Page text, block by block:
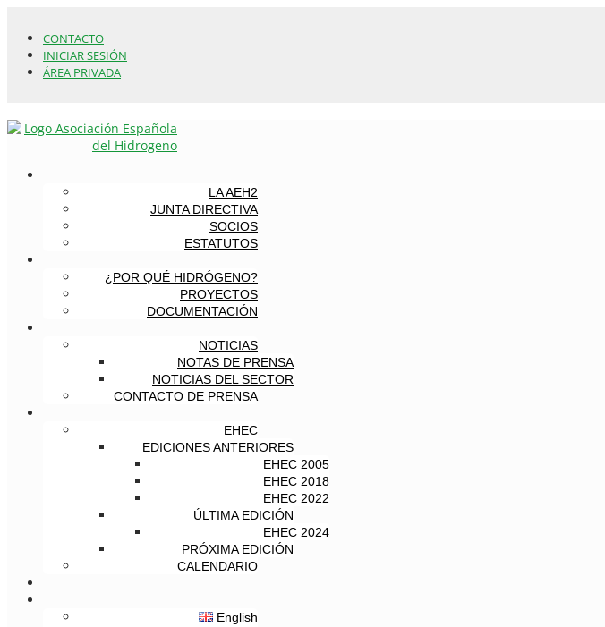
CONTACTO
INICIAR SESIÓN
ÁREA PRIVADA
LA AEH2
JUNTA DIRECTIVA
SOCIOS
ESTATUTOS
¿POR QUÉ HIDRÓGENO?
PROYECTOS
DOCUMENTACIÓN
NOTICIAS
NOTAS DE PRENSA
NOTICIAS DEL SECTOR
CONTACTO DE PRENSA
EHEC
EDICIONES ANTERIORES
EHEC 2005
EHEC 2018
EHEC 2022
ÚLTIMA EDICIÓN
EHEC 2024
PRÓXIMA EDICIÓN
CALENDARIO
English